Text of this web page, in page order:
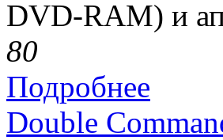
DVD-RAM) и
80
Подробнее
Double